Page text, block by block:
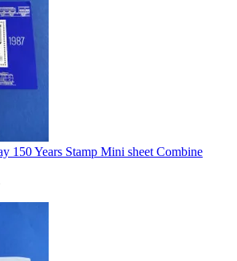
150 Years Stamp Mini sheet Combine